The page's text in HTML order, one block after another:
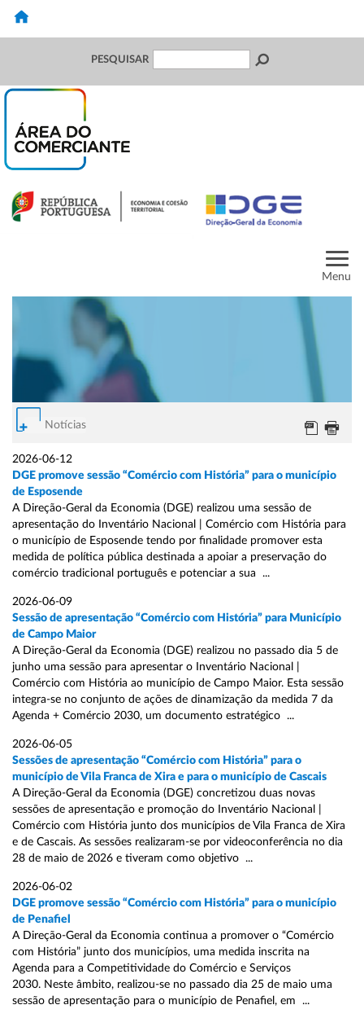
PESQUISAR
Menu
Notícias
2026-06-12
DGE promove sessão “Comércio com História” para o município
de Esposende
A Direção-Geral da Economia (DGE) realizou uma sessão de
apresentação do Inventário Nacional | Comércio com História para
o município de Esposende tendo por finalidade promover esta
medida de política pública destinada a apoiar a preservação do
comércio tradicional português e potenciar a sua ...
2026-06-09
Sessão de apresentação “Comércio com História” para Município
de Campo Maior
A Direção-Geral da Economia (DGE) realizou no passado dia 5 de
junho uma sessão para apresentar o Inventário Nacional |
Comércio com História ao município de Campo Maior. Esta sessão
integra-se no conjunto de ações de dinamização da medida 7 da
Agenda + Comércio 2030, um documento estratégico ...
2026-06-05
Sessões de apresentação “Comércio com História” para o
município de Vila Franca de Xira e para o município de Cascais
A Direção-Geral da Economia (DGE) concretizou duas novas
sessões de apresentação e promoção do Inventário Nacional |
Comércio com História junto dos municípios de Vila Franca de Xira
e de Cascais. As sessões realizaram-se por videoconferência no dia
28 de maio de 2026 e tiveram como objetivo ...
2026-06-02
DGE promove sessão “Comércio com História” para o município
de Penafiel
A Direção-Geral da Economia continua a promover o “Comércio
com História” junto dos municípios, uma medida inscrita na
Agenda para a Competitividade do Comércio e Serviços
2030. Neste âmbito, realizou-se no passado dia 25 de maio uma
sessão de apresentação para o município de Penafiel, em ...